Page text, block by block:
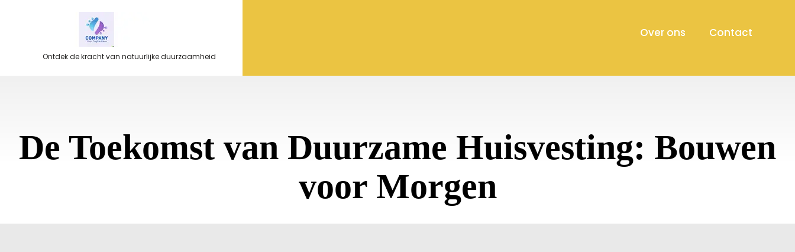
Ontdek de kracht van natuurlijke duurzaamheid
Over ons Contact
De Toekomst van Duurzame Huisvesting: Bouwen
voor Morgen